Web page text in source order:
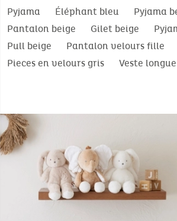
Pyjama
Éléphant bleu
Pyjama
Pantalon beige
Gilet beige
Pull beige
Pantalon velours fille
Pieces en velours gris
Veste